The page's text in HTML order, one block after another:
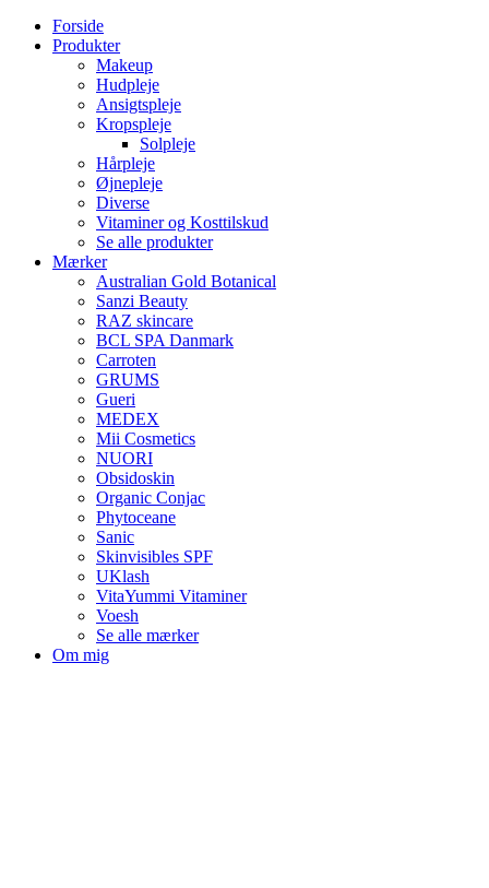
Forside
Produkter
Makeup
Hudpleje
Ansigtspleje
Kropspleje
Solpleje
Hårpleje
Øjnepleje
Diverse
Vitaminer og Kosttilskud
Se alle produkter
Mærker
Australian Gold Botanical
Sanzi Beauty
RAZ skincare
BCL SPA Danmark
Carroten
GRUMS
Gueri
MEDEX
Mii Cosmetics
NUORI
Obsidoskin
Organic Conjac
Phytoceane
Sanic
Skinvisibles SPF
UKlash
VitaYummi Vitaminer
Voesh
Se alle mærker
Om mig